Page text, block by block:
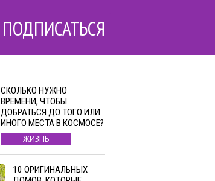
ПОДПИСАТЬСЯ
СКОЛЬКО НУЖНО
ВРЕМЕНИ, ЧТОБЫ
ДОБРАТЬСЯ ДО ТОГО ИЛИ
ИНОГО МЕСТА В КОСМОСЕ?
ЖИЗНЬ
10 ОРИГИНАЛЬНЫХ